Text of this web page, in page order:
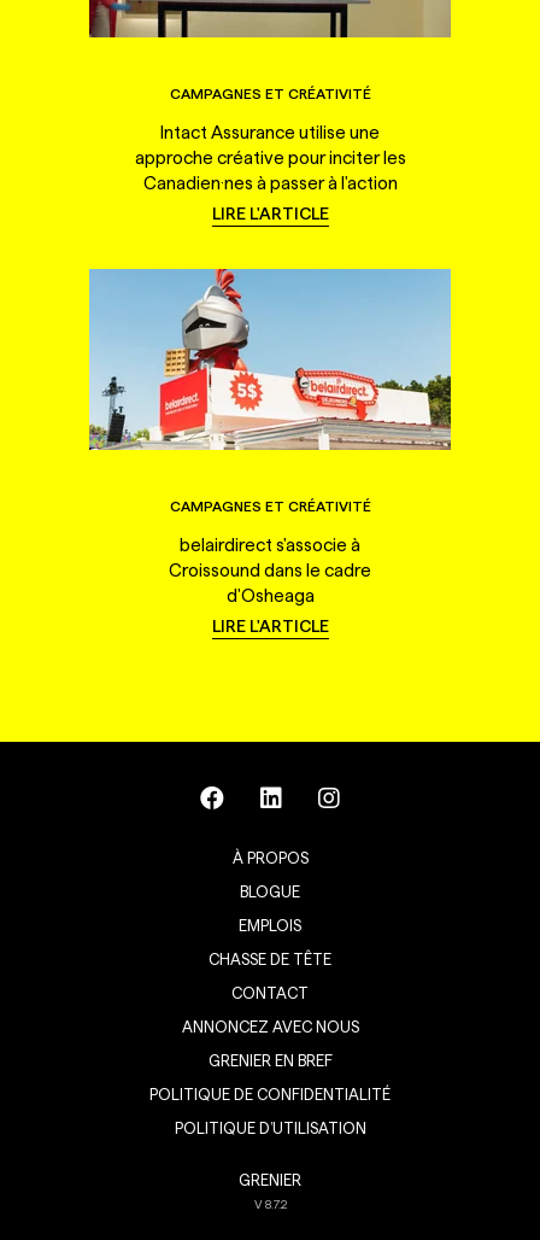
CAMPAGNES ET CRÉATIVITÉ
Intact Assurance utilise une
approche créative pour inciter les
Canadien·nes à passer à l'action
LIRE L'ARTICLE
CAMPAGNES ET CRÉATIVITÉ
belairdirect s'associe à
Croissound dans le cadre
d'Osheaga
LIRE L'ARTICLE
À PROPOS
BLOGUE
EMPLOIS
CHASSE DE TÊTE
CONTACT
ANNONCEZ AVEC NOUS
GRENIER EN BREF
POLITIQUE DE CONFIDENTIALITÉ
POLITIQUE D’UTILISATION
GRENIER
V8.7.2